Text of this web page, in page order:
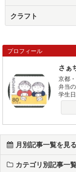
クラフト
プロフィール
さぁ
京都
弁当
学生日
月別記事一覧を見る
カテゴリ別記事一